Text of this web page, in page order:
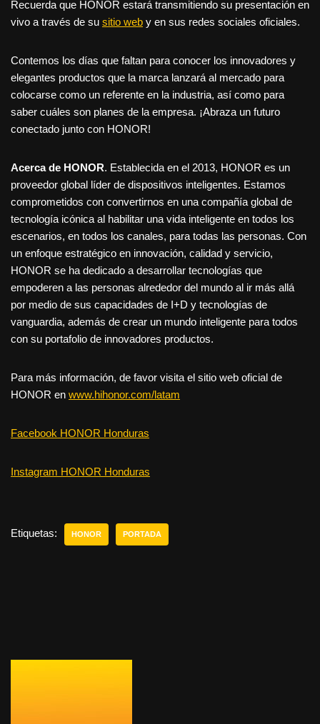
Recuerda que HONOR estará transmitiendo su presentación en
vivo a través de su sitio web y en sus redes sociales oficiales.
Contemos los días que faltan para conocer los innovadores y
elegantes productos que la marca lanzará al mercado para
colocarse como un referente en la industria, así como para
saber cuáles son planes de la empresa. ¡Abraza un futuro
conectado junto con HONOR!
Acerca de HONOR. Establecida en el 2013, HONOR es un
proveedor global líder de dispositivos inteligentes. Estamos
comprometidos con convertirnos en una compañía global de
tecnología icónica al habilitar una vida inteligente en todos los
escenarios, en todos los canales, para todas las personas. Con
un enfoque estratégico en innovación, calidad y servicio,
HONOR se ha dedicado a desarrollar tecnologías que
empoderen a las personas alrededor del mundo al ir más allá
por medio de sus capacidades de I+D y tecnologías de
vanguardia, además de crear un mundo inteligente para todos
con su portafolio de innovadores productos.
Para más información, de favor visita el sitio web oficial de
HONOR en www.hihonor.com/latam
Facebook HONOR Honduras
Instagram HONOR Honduras
Etiquetas: HONOR PORTADA